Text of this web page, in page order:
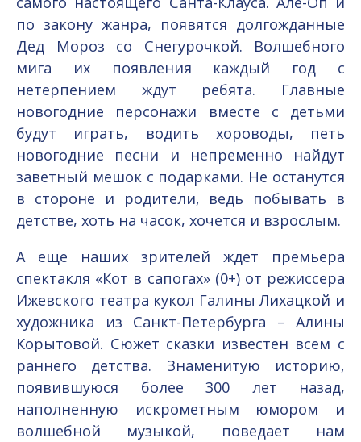
по закону жанра, появятся долгожданные
Дед Мороз со Снегурочкой. Волшебного
мига их появления каждый год с
нетерпением ждут ребята. Главные
новогодние персонажи вместе с детьми
будут играть, водить хороводы, петь
новогодние песни и непременно найдут
заветный мешок с подарками. Не останутся
в стороне и родители, ведь побывать в
детстве, хоть на часок, хочется и взрослым.
А еще наших зрителей ждет премьера
спектакля «Кот в сапогах» (0+) от режиссера
Ижевского театра кукол Галины Лихацкой и
художника из Санкт-Петербурга – Алины
Корытовой. Сюжет сказки известен всем с
раннего детства. Знаменитую историю,
появившуюся более 300 лет назад,
наполненную искрометным юмором и
волшебной музыкой, поведает нам